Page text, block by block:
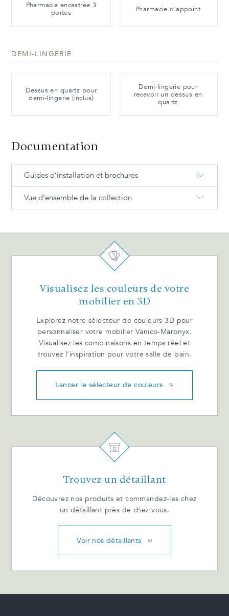
Pharmacie encastrée 3
portes
Pharmacie d'appoint
DEMI-LINGERIE
Dessus en quartz pour
demi-lingerie (inclus)
Demi-lingerie pour
recevoir un dessus en
quartz
Documentation
Guides d’installation et brochures
CONSOLE Guide d'installation BIL
CONSOLE Catalogue FR
Ajustement tiroir (bois) BIL
Vue d’ensemble de la collection
Console GALA Produits et dimensions
Visualisez les couleurs de votre
mobilier en 3D
Explorez notre sélecteur de couleurs 3D pour
personnaliser votre mobilier Vanico-Maronyx.
Visualisez les combinaisons en temps réel et
trouvez l'inspiration pour votre salle de bain.
Lancer le sélecteur de couleurs
Trouvez un détaillant
Découvrez nos produits et commandez-les chez
un détaillant près de chez vous.
Voir nos détaillants